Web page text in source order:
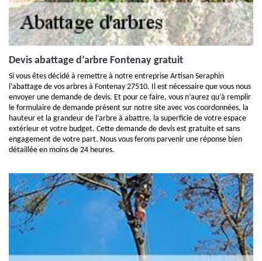
Devis abattage d’arbre Fontenay gratuit
Si vous êtes décidé à remettre à notre entreprise Artisan Seraphin
l’abattage de vos arbres à Fontenay 27510. Il est nécessaire que vous nous
envoyer une demande de devis. Et pour ce faire, vous n’aurez qu’à remplir
le formulaire de demande présent sur notre site avec vos coordonnées, la
hauteur et la grandeur de l’arbre à abattre, la superficie de votre espace
extérieur et votre budget. Cette demande de devis est gratuite et sans
engagement de votre part. Nous vous ferons parvenir une réponse bien
détaillée en moins de 24 heures.